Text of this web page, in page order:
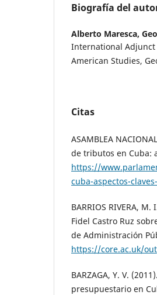
Biografía del
Alberto Maresca,
International
American Studies,
Citas
ASAMBLEA
de tributos en Cuba:
https://
cuba-aspectos-
BARRIOS RIVERA,
Fidel Castro Ruz
de Administración
https://core.ac.uk/
BARZAGA, Y. V.
presupuestario en